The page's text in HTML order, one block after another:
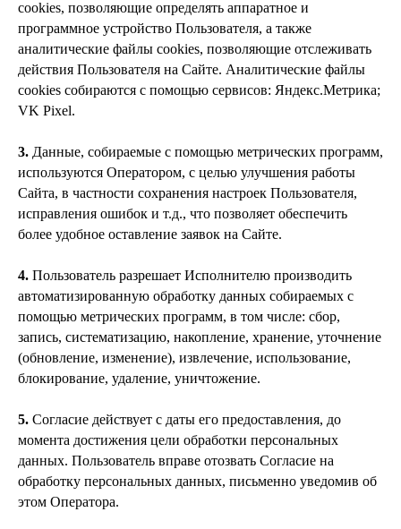
cookies, позволяющие определять аппаратное и
программное устройство Пользователя, а также
аналитические файлы cookies, позволяющие отслеживать
действия Пользователя на Сайте. Аналитические файлы
cookies собираются с помощью сервисов: Яндекс.Метрика;
VK Pixel.
3. Данные, собираемые с помощью метрических программ,
используются Оператором, с целью улучшения работы
Сайта, в частности сохранения настроек Пользователя,
исправления ошибок и т.д., что позволяет обеспечить
более удобное оставление заявок на Сайте.
4. Пользователь разрешает Исполнителю производить
автоматизированную обработку данных собираемых с
помощью метрических программ, в том числе: сбор,
запись, систематизацию, накопление, хранение, уточнение
(обновление, изменение), извлечение, использование,
блокирование, удаление, уничтожение.
5. Согласие действует с даты его предоставления, до
момента достижения цели обработки персональных
данных. Пользователь вправе отозвать Согласие на
обработку персональных данных, письменно уведомив об
этом Оператора.